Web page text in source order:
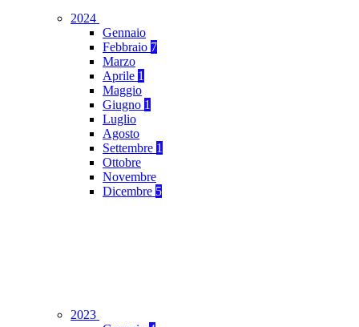
2024
Gennaio
Febbraio 7
Marzo
Aprile 1
Maggio
Giugno 1
Luglio
Agosto
Settembre 1
Ottobre
Novembre
Dicembre 5
2023